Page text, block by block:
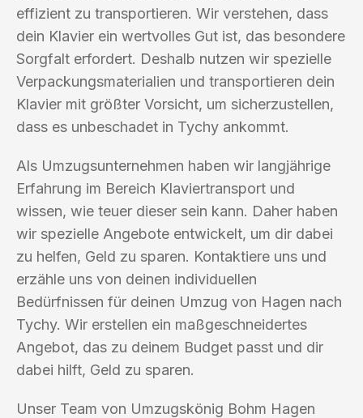
effizient zu transportieren. Wir verstehen, dass
dein Klavier ein wertvolles Gut ist, das besondere
Sorgfalt erfordert. Deshalb nutzen wir spezielle
Verpackungsmaterialien und transportieren dein
Klavier mit größter Vorsicht, um sicherzustellen,
dass es unbeschadet in Tychy ankommt.
Als Umzugsunternehmen haben wir langjährige
Erfahrung im Bereich Klaviertransport und
wissen, wie teuer dieser sein kann. Daher haben
wir spezielle Angebote entwickelt, um dir dabei
zu helfen, Geld zu sparen. Kontaktiere uns und
erzähle uns von deinen individuellen
Bedürfnissen für deinen Umzug von Hagen nach
Tychy. Wir erstellen ein maßgeschneidertes
Angebot, das zu deinem Budget passt und dir
dabei hilft, Geld zu sparen.
Unser Team von Umzugskönig Bohm Hagen